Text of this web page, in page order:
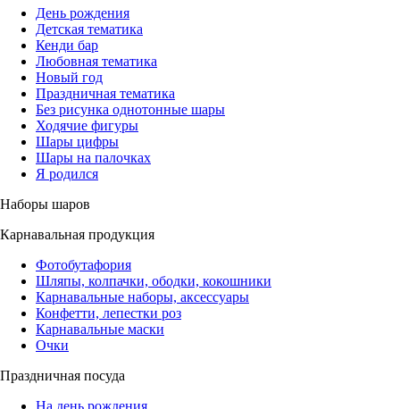
День рождения
Детская тематика
Кенди бар
Любовная тематика
Новый год
Праздничная тематика
Без рисунка однотонные шары
Ходячие фигуры
Шары цифры
Шары на палочках
Я родился
Наборы шаров
Карнавальная продукция
Фотобутафория
Шляпы, колпачки, ободки, кокошники
Карнавальные наборы, аксессуары
Конфетти, лепестки роз
Карнавальные маски
Очки
Праздничная посуда
На день рождения